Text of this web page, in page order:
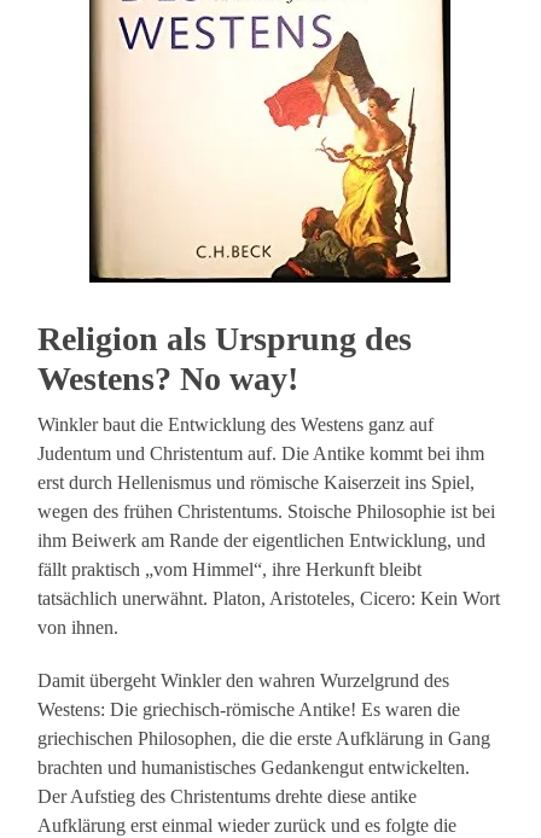
Religion als Ursprung des
Westens? No way!
Winkler baut die Entwicklung des Westens ganz auf
Judentum und Christentum auf. Die Antike kommt bei ihm
erst durch Hellenismus und römische Kaiserzeit ins Spiel,
wegen des frühen Christentums. Stoische Philosophie ist bei
ihm Beiwerk am Rande der eigentlichen Entwicklung, und
fällt praktisch „vom Himmel“, ihre Herkunft bleibt
tatsächlich unerwähnt. Platon, Aristoteles, Cicero: Kein Wort
von ihnen.
Damit übergeht Winkler den wahren Wurzelgrund des
Westens: Die griechisch-römische Antike! Es waren die
griechischen Philosophen, die die erste Aufklärung in Gang
brachten und humanistisches Gedankengut entwickelten.
Der Aufstieg des Christentums drehte diese antike
Aufklärung erst einmal wieder zurück und es folgte die